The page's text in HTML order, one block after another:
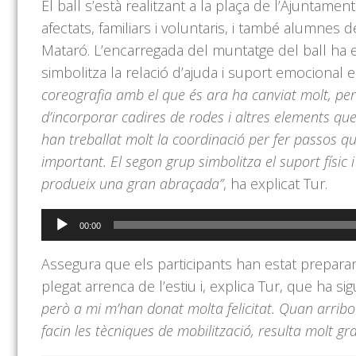
El ball s’està realitzant a la plaça de
afectats, familiars i voluntaris, i també alumnes
Mataró. L’encarregada del muntatge del ball ha
simbolitza la relació d’ajuda i suport
coreografia amb el que és ara ha canviat molt,
d’incorporar cadires de rodes i altres elements
han treballat molt la coordinació per fer passos
important. El segon grup simbolitza el suport físic
produeix una gran abraçada”, ha explicat Tur.
Reproductor
d'àudio
00:00
Assegura que els participants han estat
plegat arrenca de l’estiu i, explica Tur, que ha
però a mi m’han donat molta felicitat. Quan
facin les tècniques de mobilització, resulta molt